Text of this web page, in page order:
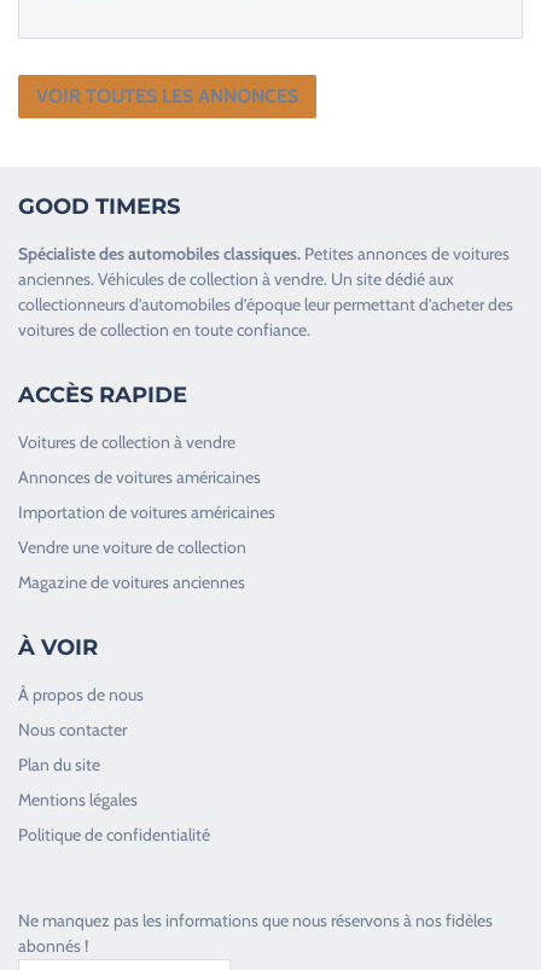
VOIR TOUTES LES ANNONCES
GOOD TIMERS
Spécialiste desautomobiles classiques. Petites annonces devoitures
anciennes.Véhicules de collection à vendre. Un site dédié aux
collectionneurs d’automobiles d’époque leur permettant d’acheter des
voitures de collection en toute confiance.
ACCÈS RAPIDE
Voitures de collection à vendre
Annonces de voitures américaines
Importation de voitures américaines
Vendre une voiture de collection
Magazine de voitures anciennes
À VOIR
À propos de nous
Nous contacter
Plan du site
Mentions légales
Politique de confidentialité
Ne manquez pas les informations que nous réservons à nos fidèles
abonnés !
Toujours heureux d'aider les passionnés